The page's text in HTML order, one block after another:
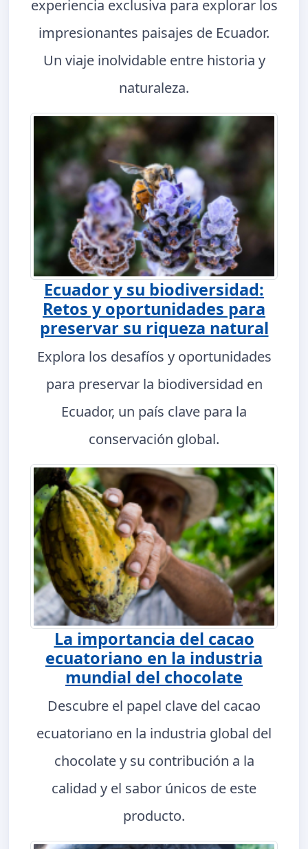
experiencia exclusiva para explorar los
impresionantes paisajes de Ecuador.
Un viaje inolvidable entre historia y
naturaleza.
Ecuador y su biodiversidad:
Retos y oportunidades para
preservar su riqueza natural
Explora los desafíos y oportunidades
para preservar la biodiversidad en
Ecuador, un país clave para la
conservación global.
La importancia del cacao
ecuatoriano en la industria
mundial del chocolate
Descubre el papel clave del cacao
ecuatoriano en la industria global del
chocolate y su contribución a la
calidad y el sabor únicos de este
producto.